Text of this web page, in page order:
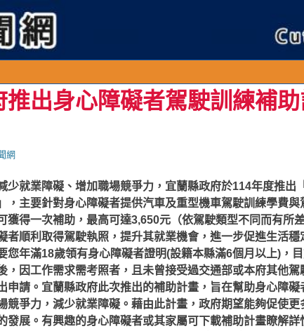
推出身心障礙者駕駛訓練補
網
少就業障礙、增加職場競爭力，宜蘭縣政府於114年度推出
，主要針對身心障礙者提供汽車及重型機車駕駛訓練學費
獲得一次補助，最高可達3,650元（依駕駛類型不同而有所
者順利取得駕駛執照，提升其就業機會，進一步促進生活穩
您年滿18歲領有身心障礙者證明(設籍本縣滿6個月以上)，
，因工作需求需考照者，且未曾接受過交通部或本府其他
申請。 宜蘭縣政府此次推出的補助計畫，旨在幫助身心障
競爭力，減少就業障礙。藉由此計畫，政府期望能夠促使
發展。 有興趣的身心障礙者或其家屬可下載補助計畫瞭解